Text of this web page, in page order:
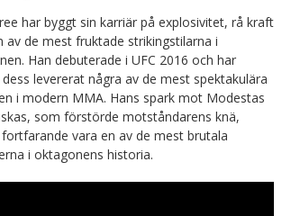
har byggt sin karriär på explosivitet, rå kraft
av de mest fruktade strikingstilarna i
Han debuterade i UFC 2016 och har
dess levererat några av de mest spektakulära
i modern MMA. Hans spark mot Modestas
som förstörde motståndarens knä,
vara en av de mest brutala
i oktagonens historia.